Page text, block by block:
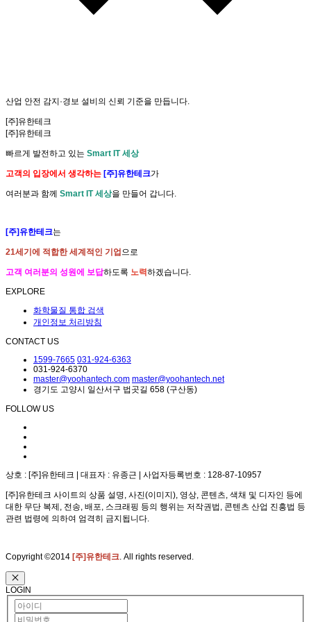
산업안전 감지·경보의설계 표준을 수립합니다.
[주]유한테크
[주]유한테크
빠르게 발전하고 있는 Smart IT 세상
고객의 입장에서 생각하는 [주]유한테크가
여러분과 함께 Smart IT 세상을 만들어 갑니다.
[주]유한테크는
21세기에 적합한 세계적인 기업으로
고객 여러분의 성원에 보답하도록 노력하겠습니다.
EXPLORE
화학물질 통합 검색
개인정보 처리방침
CONTACT US
1599-7665 031-924-6363
031-924-6370
master@yoohantech.com master@yoohantech.net
경기도 고양시 일산서구 법곳길 658 (구산동)
FOLLOW US
상호 : [주]유한테크 | 대표자 : 유종근 | 사업자등록번호 : 128-87-10957
[주]유한테크 사이트의 상품 설명, 사진(이미지), 영상, 콘텐츠, 색채 및 디자인 등에
대한 무단 복제, 전송, 배포, 스크래핑 등의 행위는 저작권법, 콘텐츠 산업 진흥법 등
관련 법령에 의하여 엄격히 금지됩니다.
Copyright ©2014 [주]유한테크. All rights reserved.
LOGIN